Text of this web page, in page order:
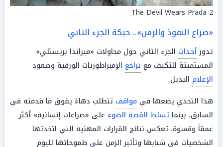
The Devil Wears Prada 2
«صراع النفوذ والزمن».. حبكة الجزء الثاني
تدورأحداث الجزء الثاني حول محاولات «ميراندا بريستلي»
المستميتة للتكيف مع تراجع الإمبراطوريات الورقية وصعود
الإعلام البديل.
هذا التحدي يضعها في مواقف تتطلب دهاءً يفوق ما قدمته في
السابق، بينما تسلط القصة الضوء على «صراعات إنسانية» أكثر
عمقاً وقسوة، تعكس نتائج القرارات المهنية التي اتخذتها
الشخصيات في شبابها وتأثير الزمن على طموحاتها لليوم